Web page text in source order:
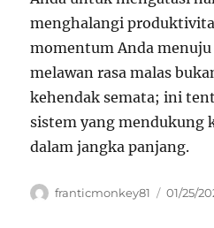
menghalangi
momentum Anda
melawan rasa malas
kehendak semata; ini
sistem yang mendukung
dalam jangka panjang.
Author
franticmonkey81
Posted
01/25/